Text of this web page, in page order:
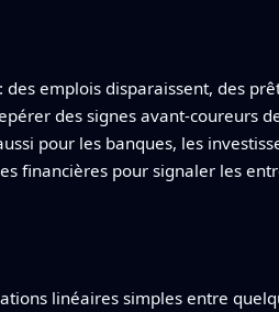
emplois disparaissent, des
des signes avant‑coureurs
pour les banques, les
financières pour signaler les
linéaires simples entre